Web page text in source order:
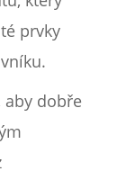
prvky
dobře